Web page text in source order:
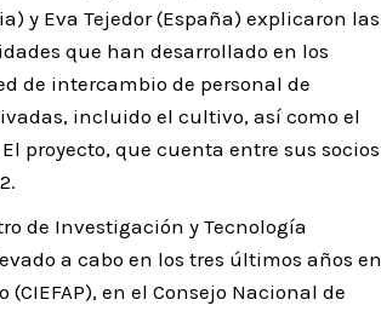
y Eva Tejedor (España) explicaron las
que han desarrollado en los
de intercambio de personal de
incluido el cultivo, así como el
proyecto, que cuenta entre sus socios
de Investigación y Tecnología
a cabo en los tres últimos años en
en el Consejo Nacional de